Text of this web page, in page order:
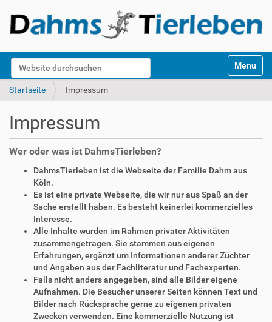
Website durchsuchen
k
Toggle
Startseite Impressum
Impressum
Wer oder was ist DahmsTierleben?
DahmsTierleben ist die Webseite der Familie Dahm aus
Köln.
Es ist eine private Webseite, die wir nur aus Spaß an der
Sache erstellt haben. Es besteht keinerlei kommerzielles
Interesse.
Alle Inhalte wurden im Rahmen privater Aktivitäten
zusammengetragen. Sie stammen aus eigenen
Erfahrungen, ergänzt um Informationen anderer Züchter
und Angaben aus der Fachliteratur und Fachexperten.
Falls nicht anders angegeben, sind alle Bilder eigene
Aufnahmen. Die Besucher unserer Seiten können Text und
Bilder nach Rücksprache gerne zu eigenen privaten
Zwecken verwenden. Eine kommerzielle Nutzung ist